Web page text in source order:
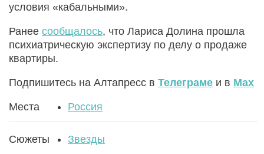
условия «кабальными».
Ранее сообщалось, что Лариса Долина прошла
психиатрическую экспертизу по делу о продаже
квартиры.
Подпишитесь на Алтапресс в Телеграме и в Max
Места Россия
Сюжеты Звезды